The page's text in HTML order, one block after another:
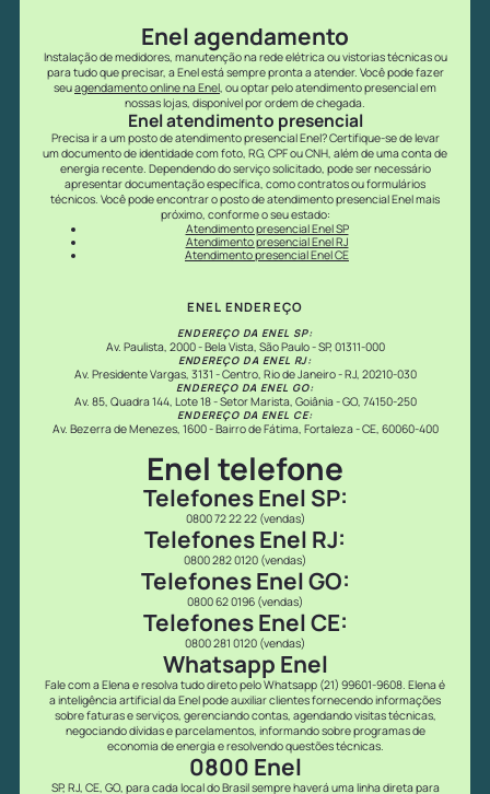
Enel agendamento
Instalação de medidores, manutenção na rede elétrica ou vistorias técnicas ou
para tudo que precisar, a Enel está sempre pronta a atender. Você pode fazer
seuagendamento online na Enel, ou optar pelo atendimento presencial em
nossas lojas, disponível por ordem de chegada.
Enel atendimento presencial
Precisa ir a um posto de atendimento presencial Enel? Certifique-se de levar
um documento de identidade com foto, RG, CPF ou CNH, além de uma conta de
energia recente. Dependendo do serviço solicitado, pode ser necessário
apresentar documentação específica, como contratos ou formulários
técnicos. Você pode encontrar o posto de atendimento presencial Enel mais
próximo, conforme o seu estado:
Atendimento presencial Enel SP
Atendimento presencial Enel RJ
Atendimento presencial Enel CE
ENEL ENDEREÇO
ENDEREÇO DA ENEL SP:
Av. Paulista, 2000 - Bela Vista, São Paulo - SP, 01311-000
ENDEREÇO DA ENEL RJ:
Av. Presidente Vargas, 3131 - Centro, Rio de Janeiro - RJ, 20210-030
ENDEREÇO DA ENEL GO:
Av. 85, Quadra 144, Lote 18 - Setor Marista, Goiânia - GO, 74150-250
ENDEREÇO DA ENEL CE:
Av. Bezerra de Menezes, 1600 - Bairro de Fátima, Fortaleza - CE, 60060-400
Enel telefone
Telefones Enel SP:
0800 72 22 22 (vendas)
Telefones Enel RJ:
0800 282 0120 (vendas)
Telefones Enel GO:
0800 62 0196 (vendas)
Telefones Enel CE:
0800 281 0120 (vendas)
Whatsapp Enel
Fale com a Elena e resolva tudo direto pelo Whatsapp (21) 99601-9608. Elena é
a inteligência artificial da Enel pode auxiliar clientes fornecendo informações
sobre faturas e serviços, gerenciando contas, agendando visitas técnicas,
negociando dívidas e parcelamentos, informando sobre programas de
economia de energia e resolvendo questões técnicas.
0800 Enel
SP, RJ, CE, GO, para cada local do Brasil sempre haverá uma linha direta para